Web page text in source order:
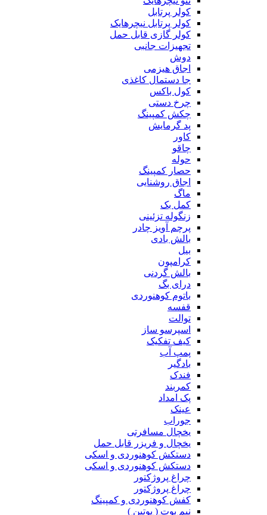
کولر پرتابل
کولر پرتابل نیچرهایک
کولر گازی قابل حمل
تجهیزات جانبی
دوش
اجاق هیزمی
جا دستمال کاغذی
کول باکس
چرخ دستی
چکش کمپینگ
پد گرمایش
کاور
چاقو
حوله
حصار کمپینگ
اجاق روشنایی
ماگ
کمل بک
زنگوله تزئینی
پرچم آویز چادر
بالش بادی
بیل
کرامپون
بالش گردنی
درای بگ
باتوم کوهنوردی
قفسه
توالت
اسپرسو ساز
کیف تفکیک
پمپ آب
بادگیر
فندک
کمربند
پک امداد
عینک
جوراب
یخچال مسافرتی
یخچال و فریزر قابل حمل
دستکش کوهنوردی و اسکی
دستکش کوهنوردی و اسکی
چراغ پروژکتور
چراغ پروژکتور
کفش کوهنوردی و کمپینگ
نیم بوت ( پوتین )